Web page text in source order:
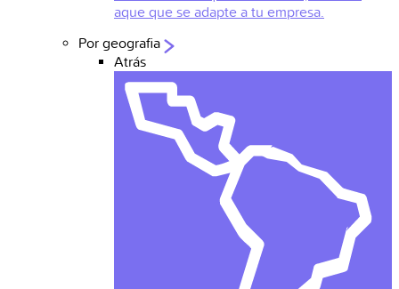
aque que se adapte a tu empresa.
Por geografia
Atrás